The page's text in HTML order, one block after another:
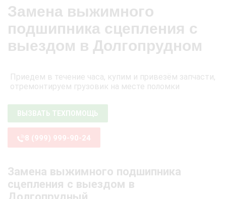
Замена выжимного
подшипника сцепления c
выездом в Долгопрудном
Приедем в течение часа, купим и привезём запчасти,
отремонтируем грузовик на месте поломки
ВЫЗВАТЬ ТЕХПОМОЩЬ
8 (999) 999-90-24
Замена выжимного подшипника
сцепления с выездом в